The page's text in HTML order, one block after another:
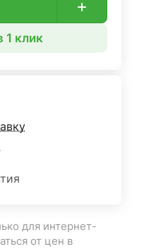
1 клик
для интернет-
от цен в